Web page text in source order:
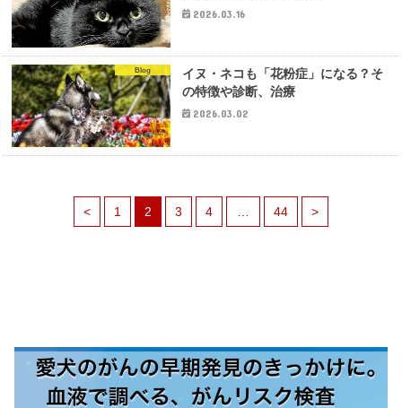
2026.03.16
Blog
イヌ・ネコも「花粉症」になる？そ
の特徴や診断、治療
2026.03.02
< 1 2 3 4 … 44 >